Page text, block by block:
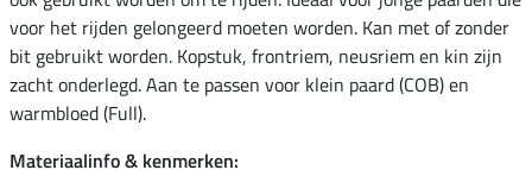
voor het rijden gelongeerd moeten worden. Kan met of zonder
bit gebruikt worden. Kopstuk, frontriem, neusriem en kin zijn
zacht onderlegd. Aan te passen voor klein paard (COB) en
warmbloed (Full).
Materiaalinfo & kenmerken: